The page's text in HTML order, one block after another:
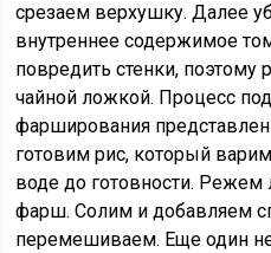
срезаем верхушку. Далее
внутреннее содержимое
повредить стенки, поэтому
чайной ложкой. Процесс
фарширования
готовим рис, который
воде до готовности. Режем
фарш. Солим и добавляем
перемешиваем. Еще один